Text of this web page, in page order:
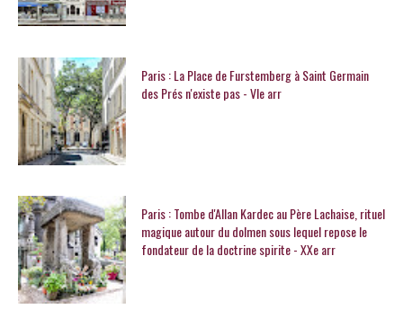
Paris : La Place de Furstemberg à Saint Germain
des Prés n'existe pas - VIe arr
Paris : Tombe d'Allan Kardec au Père Lachaise, rituel
magique autour du dolmen sous lequel repose le
fondateur de la doctrine spirite - XXe arr